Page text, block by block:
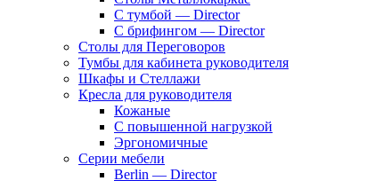
С тумбой — Director
C брифингом — Director
Столы для Переговоров
Тумбы для кабинета руководителя
Шкафы и Стеллажи
Кресла для руководителя
Кожаные
С повышенной нагрузкой
Эргономичные
Серии мебели
Berlin — Director